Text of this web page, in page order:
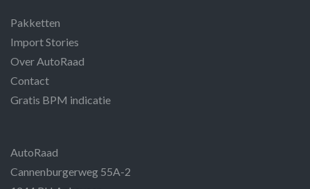
Pakketten
Import Stories
Over AutoRaad
Contact
Gratis BPM indicatie
AutoRaad
Cannenburgerweg 55A-2